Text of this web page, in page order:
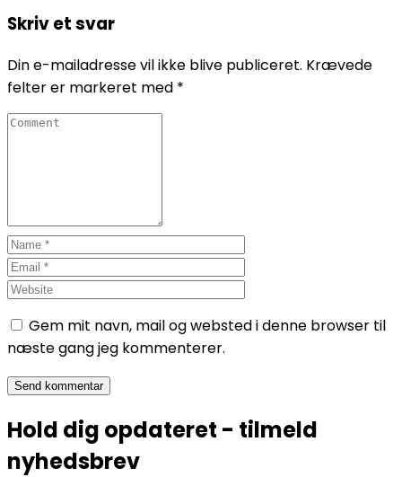
Skriv et svar
Din e-mailadresse vil ikke blive publiceret. Krævede
felter er markeret med *
Gem mit navn, mail og websted i denne browser til
næste gang jeg kommenterer.
Hold dig opdateret - tilmeld
nyhedsbrev